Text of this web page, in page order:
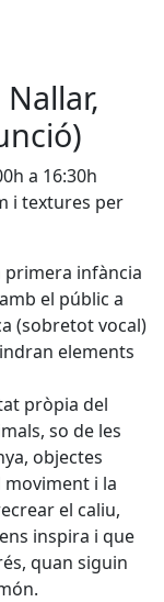
a 16:30h
i textures per
primera infància
el públic a
(sobretot vocal)
elements
pròpia del
so de les
objectes
moviment i la
el caliu,
inspira i que
quan siguin